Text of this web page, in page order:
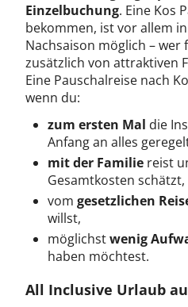
Einzelbuchung. Eine Kos
bekommen, ist vor allem
Nachsaison möglich –
zusätzlich von attraktiven
Eine Pauschalreise nach
wenn du:
zum ersten Mal die
Anfang an alles
mit der Familie reist
Gesamtkosten schätzt,
vom gesetzlichen
willst,
möglichstwenig
haben möchtest.
All Inclusive Urlaub